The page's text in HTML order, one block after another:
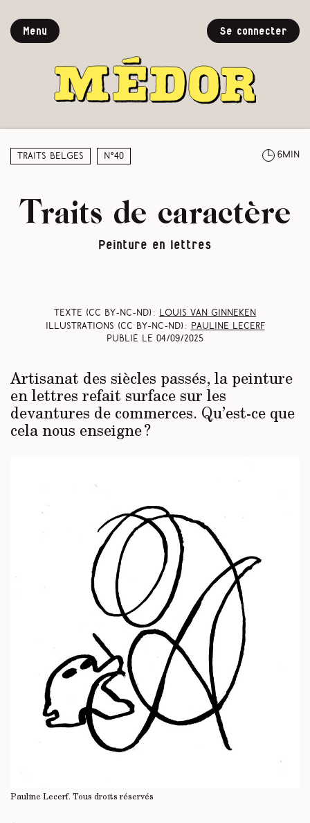
Menu Se connecter
Traits belges N°40 6min
Traits de caractère
Peinture en lettres
Texte (CC BY-NC-ND) :
Louis Van Ginneken
Illustrations (CC BY-NC-ND) :
Pauline Lecerf
Publié le 04/09/2025
Artisanat des siècles passés, la peinture
en lettres refait surface sur les
devantures de commerces. Qu’est-ce que
cela nous enseigne ?
Pauline Lecerf. Tous droits réservés